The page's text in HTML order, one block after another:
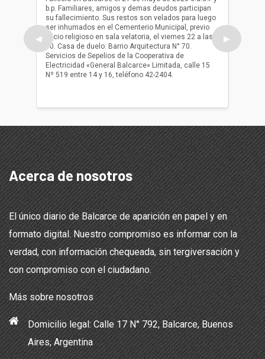
◀
b.p. Familiares, amigos y demas deudos participan
su fallecimiento. Sus restos son velados para luego
ser inhumados en el Cementerio Municipal, previo
oficio religioso en sala velatoria, el viernes 22 a las
10. Casa de duelo: Barrio Arquitectura N° 70.
Servicios de Sepelios de la Cooperativa de
Electricidad «General Balcarce» Limitada, calle 15
Nº 519 entre 14 y 16, teléfono 42-2404.
ser
oficio
▶
Acerca de nosotros
El único diario de Balcarce de aparición en papel y en
formato digital. Nuestro compromiso es informar con la
verdad, con información chequeada, sin tergiversación y
con compromiso con el ciudadano.
Más sobre nosotros
Domicilio legal: Calle 17 N° 792, Balcarce, Buenos
Aires, Argentina